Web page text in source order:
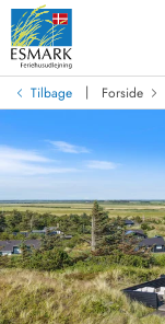
Tilbage | Forside